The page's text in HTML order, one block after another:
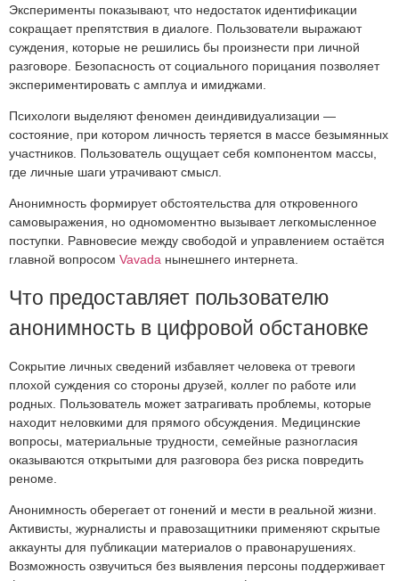
Эксперименты показывают, что недостаток идентификации
сокращает препятствия в диалоге. Пользователи выражают
суждения, которые не решились бы произнести при личной
разговоре. Безопасность от социального порицания позволяет
экспериментировать с амплуа и имиджами.
Психологи выделяют феномен деиндивидуализации —
состояние, при котором личность теряется в массе безымянных
участников. Пользователь ощущает себя компонентом массы,
где личные шаги утрачивают смысл.
Анонимность формирует обстоятельства для откровенного
самовыражения, но одномоментно вызывает легкомысленное
поступки. Равновесие между свободой и управлением остаётся
главной вопросом Vavada нынешнего интернета.
Что предоставляет пользователю
анонимность в цифровой обстановке
Сокрытие личных сведений избавляет человека от тревоги
плохой суждения со стороны друзей, коллег по работе или
родных. Пользователь может затрагивать проблемы, которые
находит неловкими для прямого обсуждения. Медицинские
вопросы, материальные трудности, семейные разногласия
оказываются открытыми для разговора без риска повредить
реноме.
Анонимность оберегает от гонений и мести в реальной жизни.
Активисты, журналисты и правозащитники применяют скрытые
аккаунты для публикации материалов о правонарушениях.
Возможность озвучиться без выявления персоны поддерживает